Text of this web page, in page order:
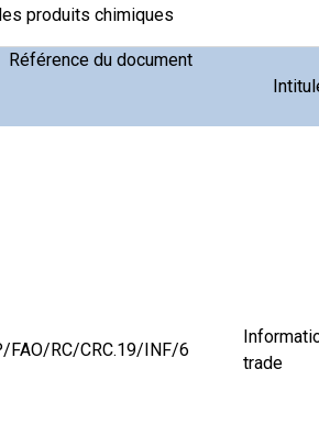
produits chimiques
Référence du document
FAO/RC/CRC.19/INF/6
trade